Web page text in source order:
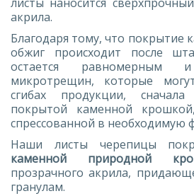
акрила.
Благодаря тому, что покрытие
обжиг происходит после
остается равномерным
микротрещин, которые
сгибах продукции,
покрытой каменной
спрессованной в необходимую
Наши листы черепицы
каменной природной
прозрачного акрила,
гранулам.